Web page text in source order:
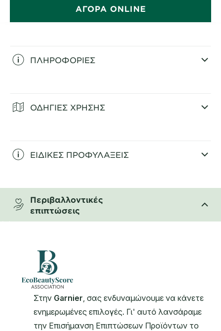
ΑΓΟΡΑ ONLINE
ΠΛΗΡΟΦΟΡΙΕΣ
ΟΔΗΓΙΕΣ ΧΡΗΣΗΣ
ΕΙΔΙΚΕΣ ΠΡΟΦΥΛΑΞΕΙΣ
Περιβαλλοντικές
επιπτώσεις